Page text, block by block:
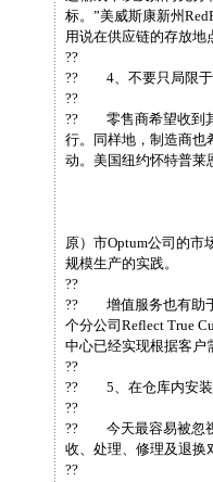
标。”美威斯康新州
用说在供应链的存放地
??
?? 4、不要只局限于
??
?? 零售商希望收到其
行。同样地，制造商也
动。美国纽约怀特普莱
原）市Optum公司的市
规模生产的实践。
??
?? 增值服务也有助于
个分公司Reflect True
中心已经实现根据客户
??
?? 5、在仓库内安装
??
?? 今天最容易被忽视
收、处理、修理及退换
??